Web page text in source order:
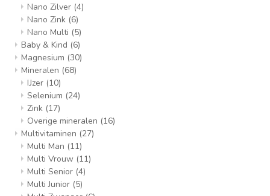
Nano Zilver (4)
Nano Zink (6)
Nano Multi (5)
Baby & Kind (6)
Magnesium (30)
Mineralen (68)
IJzer (10)
Selenium (24)
Zink (17)
Overige mineralen (16)
Multivitaminen (27)
Multi Man (11)
Multi Vrouw (11)
Multi Senior (4)
Multi Junior (5)